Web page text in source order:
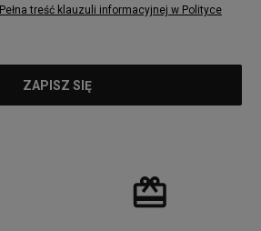
Pełna treść klauzuli informacyjnej w Polityce